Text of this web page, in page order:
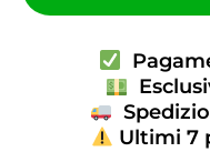
Ultimi 7